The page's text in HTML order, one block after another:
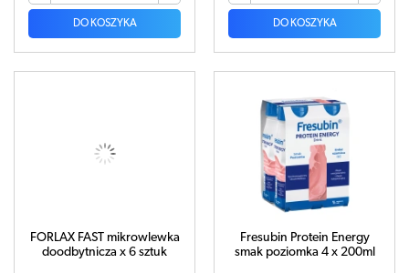
DO KOSZYKA DO KOSZYKA
FORLAX FAST mikrowlewka
doodbytnicza x 6 sztuk
Fresubin Protein Energy
smak poziomka 4 x 200ml